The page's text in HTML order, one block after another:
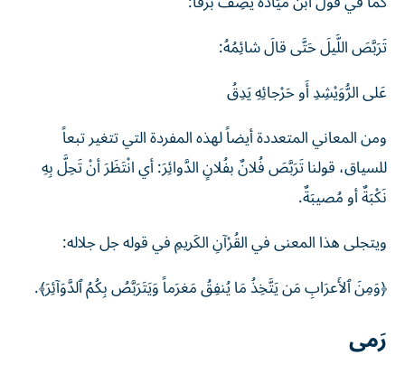
تَرَبَّصَ ‌اللَّيلَ ‌حَتَّى ‌قالَ ‌شائِمُهُ:
عَلى الرُّوَيْشِدِ أَو حَرْجائِهِ يَدِقُ
ومن المعاني المتعددة أيضاً لهذه المفردة التي تتغير تبعاً
للسياق، قولنا تَرَبَّصَ فُلانٌ بفُلانٍ الدَّوائِرَ: أي انْتَظَرَ أنْ تَحِلَّ بِهِ
نَكْبَةٌ أو مُصيبَةٌ.
ويتجلى هذا المعنى في القُرْآنِ الكَريمِ في قوله جل جلاله:
﴿وَمِنَ ٱلأَعرَابِ مَن يَتَّخِذُ مَا يُنفِقُ مَغرَماً وَيَتَرَبَّصُ بِكُمُ ‌ٱلدَّوَآئِرَ﴾.
رَمى